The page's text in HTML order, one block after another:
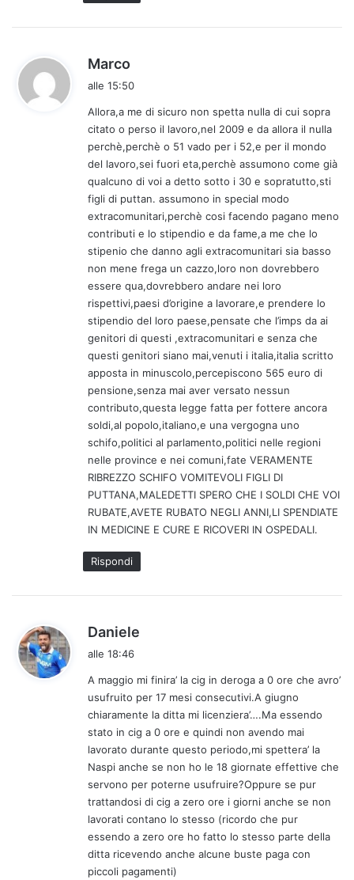
Marco
e
t
t
o
:
alle 15:50
Allora,a me di sicuro non spetta nulla di cui sopra
citato o perso il lavoro,nel 2009 e da allora il nulla
perchè,perchè o 51 vado per i 52,e per il mondo
del lavoro,sei fuori eta,perchè assumono come già
qualcuno di voi a detto sotto i 30 e sopratutto,sti
figli di puttan. assumono in special modo
extracomunitari,perchè cosi facendo pagano meno
contributi e lo stipendio e da fame,a me che lo
stipenio che danno agli extracomunitari sia basso
non mene frega un cazzo,loro non dovrebbero
essere qua,dovrebbero andare nei loro
rispettivi,paesi d’origine a lavorare,e prendere lo
stipendio del loro paese,pensate che l’imps da ai
genitori di questi ,extracomunitari e senza che
questi genitori siano mai,venuti i italia,italia scritto
apposta in minuscolo,percepiscono 565 euro di
pensione,senza mai aver versato nessun
contributo,questa legge fatta per fottere ancora
soldi,al popolo,italiano,e una vergogna uno
schifo,politici al parlamento,politici nelle regioni
nelle province e nei comuni,fate VERAMENTE
RIBREZZO SCHIFO VOMITEVOLI FIGLI DI
PUTTANA,MALEDETTI SPERO CHE I SOLDI CHE VOI
RUBATE,AVETE RUBATO NEGLI ANNI,LI SPENDIATE
IN MEDICINE E CURE E RICOVERI IN OSPEDALI.
Rispondi
Daniele
e
t
t
o
:
alle 18:46
A maggio mi finira’ la cig in deroga a 0 ore che avro’
usufruito per 17 mesi consecutivi.A giugno
chiaramente la ditta mi licenziera’….Ma essendo
stato in cig a 0 ore e quindi non avendo mai
lavorato durante questo periodo,mi spettera’ la
Naspi anche se non ho le 18 giornate effettive che
servono per poterne usufruire?Oppure se pur
trattandosi di cig a zero ore i giorni anche se non
lavorati contano lo stesso (ricordo che pur
essendo a zero ore ho fatto lo stesso parte della
ditta ricevendo anche alcune buste paga con
piccoli pagamenti)